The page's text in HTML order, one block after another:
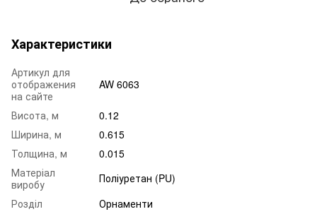
Характеристики
Артикул для
отображения
на сайте
AW 6063
Висота, м
0.12
Ширина, м
0.615
Толщина, м
0.015
Матеріал
виробу
Поліуретан (PU)
Розділ
Орнаменти